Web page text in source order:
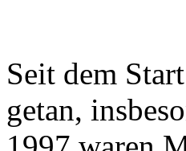
Seit dem
getan,